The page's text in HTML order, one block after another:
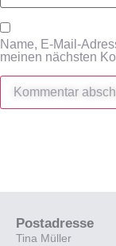
Name, E-Mail-
meinen nächsten
Postadresse
Tina Müller